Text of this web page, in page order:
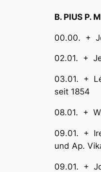
B. PIUS P.
00.00. +
02.01. +
03.01. +
seit 1854
08.01.
09.01. +
und Ap.
09.01.